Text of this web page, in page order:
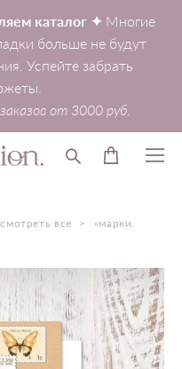
каталог ✦ Многие
больше не будут
Успейте забрать
от 3000 руб.
смотреть все >
«марки.